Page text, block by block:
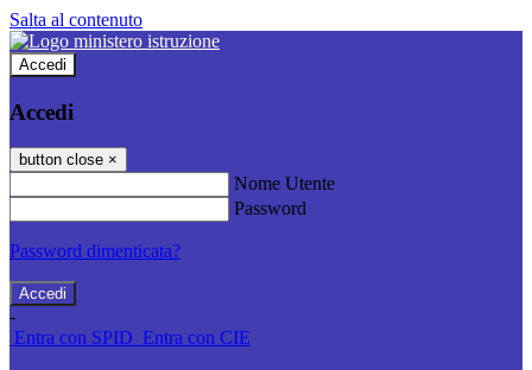
Salta al contenuto
Accedi
Accedi
button close ×
Nome Utente
Password
Password dimenticata?
-
Entra con SPID Entra con CIE